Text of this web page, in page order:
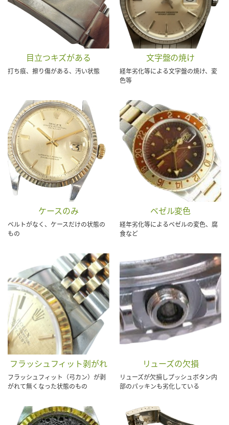
目立つキズがある
打ち痕、擦り傷がある、汚い状態
文字盤の焼け
経年劣化等による文字盤の焼け、変
色等
ケースのみ
ベルトがなく、ケースだけの状態の
もの
ベゼル変色
経年劣化等によるベゼルの変色、腐
食など
フラッシュフィット剥がれ
フラッシュフィット（弓カン）が剥
がれて無くなった状態のもの
リューズの欠損
リューズが欠損しプッシュボタン内
部のパッキンも劣化している